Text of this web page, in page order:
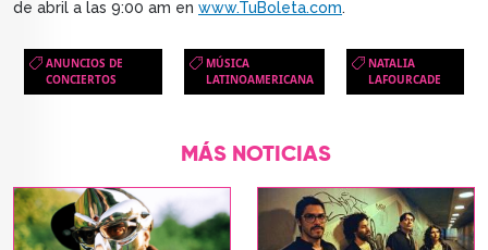
de abril a las 9:00 am en www.TuBoleta.com.
ANUNCIOS DE
CONCIERTOS
MÚSICA
LATINOAMERICANA
NATALIA
LAFOURCADE
MÁS NOTICIAS